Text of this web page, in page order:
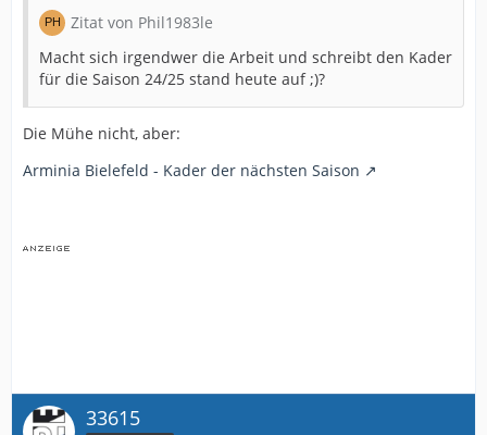
Zitat von Phil1983le
Macht sich irgendwer die Arbeit und schreibt den Kader
für die Saison 24/25 stand heute auf ;)?
Die Mühe nicht, aber:
Arminia Bielefeld - Kader der nächsten Saison
33615